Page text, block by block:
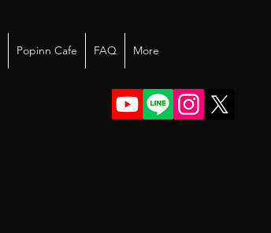
Popinn Cafe FAQ More